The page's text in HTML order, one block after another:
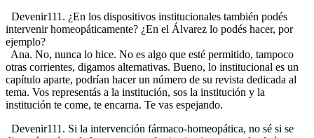
Devenir111. ¿En los dispositivos institucionales también podés
intervenir homeopáticamente? ¿En el Álvarez lo podés hacer, por
ejemplo?
Ana. No, nunca lo hice. No es algo que esté permitido, tampoco
otras corrientes, digamos alternativas. Bueno, lo institucional es un
capítulo aparte, podrían hacer un número de su revista dedicada al
tema. Vos representás a la institución, sos la institución y la
institución te come, te encarna. Te vas espejando.
Devenir111. Si la intervención fármaco-homeopática, no sé si se